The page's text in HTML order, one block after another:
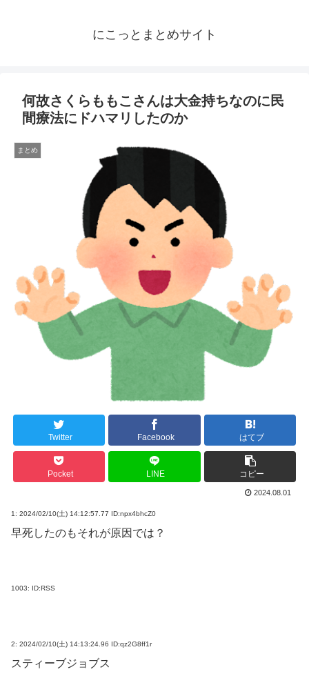
にこっとまとめサイト
何故さくらももこさんは大金持ちなのに民
間療法にドハマリしたのか
まとめ
Twitter Facebook はてブ
Pocket LINE コピー
2024.08.01
1: 2024/02/10(土) 14:12:57.77 ID:npx4bhcZ0
早死したのもそれが原因では？
1003: ID:RSS
2: 2024/02/10(土) 14:13:24.96 ID:qz2G8ff1r
スティーブジョブス